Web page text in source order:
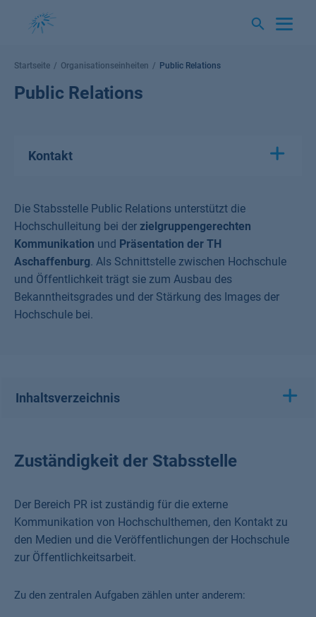
Startseite Organisationseinheiten Public Relations
Public Relations
Kontakt
Die Stabsstelle Public Relations unterstützt die
Hochschulleitung bei der zielgruppengerechten
Kommunikation und Präsentation der TH
Aschaffenburg. Als Schnittstelle zwischen Hochschule
und Öffentlichkeit trägt sie zum Ausbau des
Bekanntheitsgrades und der Stärkung des Images der
Hochschule bei.
Inhaltsverzeichnis
Zuständigkeit der Stabsstelle
Der Bereich PR ist zuständig für die externe
Kommunikation von Hochschulthemen, den Kontakt zu
den Medien und die Veröffentlichungen der Hochschule
zur Öffentlichkeitsarbeit.
Zu den zentralen Aufgaben zählen unter anderem: